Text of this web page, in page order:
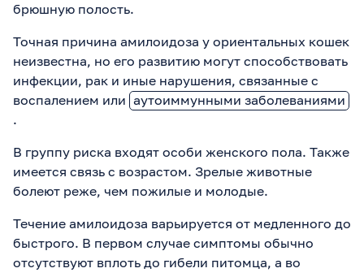
брюшную полость.
Точная причина амилоидоза у ориентальных кошек
неизвестна, но его развитию могут способствовать
инфекции, рак и иные нарушения, связанные с
воспалением или аутоиммунными заболеваниями
.
В группу риска входят особи женского пола. Также
имеется связь с возрастом. Зрелые животные
болеют реже, чем пожилые и молодые.
Течение амилоидоза варьируется от медленного до
быстрого. В первом случае симптомы обычно
отсутствуют вплоть до гибели питомца, а во